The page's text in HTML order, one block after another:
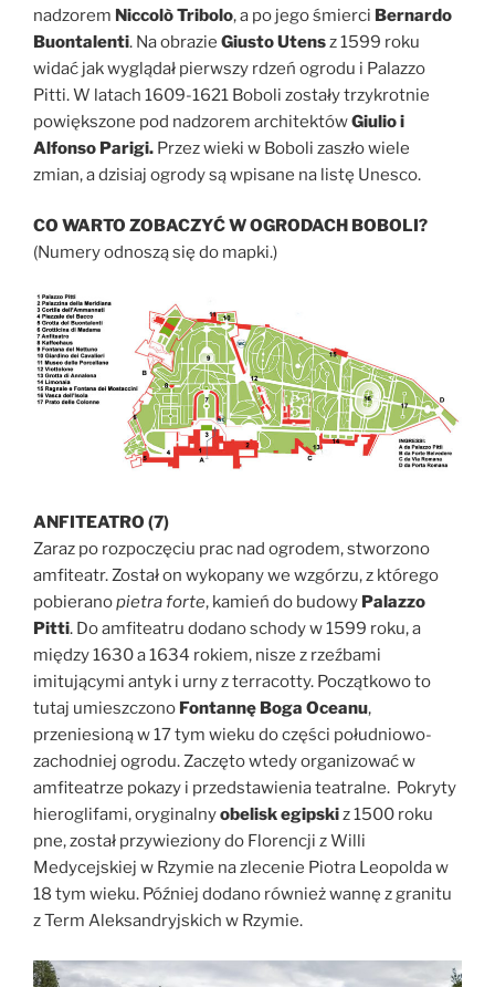
nadzorem Niccolò Tribolo, a po jego śmierci Bernardo
Buontalenti. Na obrazie Giusto Utensz 1599 roku
widać jak wyglądał pierwszy rdzeń ogrodu i Palazzo
Pitti. W latach 1609-1621 Boboli zostały trzykrotnie
powiększone pod nadzorem architektówGiulio i
Alfonso Parigi. Przez wieki w Boboli zaszło wiele
zmian, a dzisiaj ogrody są wpisane na listę Unesco.
CO WARTO ZOBACZYĆ W OGRODACH BOBOLI?
(Numery odnoszą się do mapki.)
ANFITEATRO (7)
Zaraz po rozpoczęciu prac nad ogrodem, stworzono
amfiteatr. Został on wykopany we wzgórzu, z którego
pobieranopietra forte, kamień do budowy Palazzo
Pitti. Do amfiteatru dodano schody w 1599 roku, a
między 1630 a 1634 rokiem, nisze z rzeźbami
imitującymi antyk i urny z terracotty. Początkowo to
tutaj umieszczono Fontannę Boga Oceanu,
przeniesioną w 17 tym wieku do części południowo-
zachodniej ogrodu. Zaczęto wtedy organizować w
amfiteatrze pokazy i przedstawienia teatralne. Pokryty
hieroglifami, oryginalnyobelisk egipskiz 1500 roku
pne, został przywieziony do Florencji z Willi
Medycejskiej w Rzymie na zlecenie Piotra Leopolda w
18 tym wieku. Później dodano również wannę z granitu
z Term Aleksandryjskich w Rzymie.